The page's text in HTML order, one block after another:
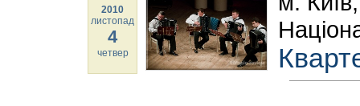
2010
листопад
4
четвер